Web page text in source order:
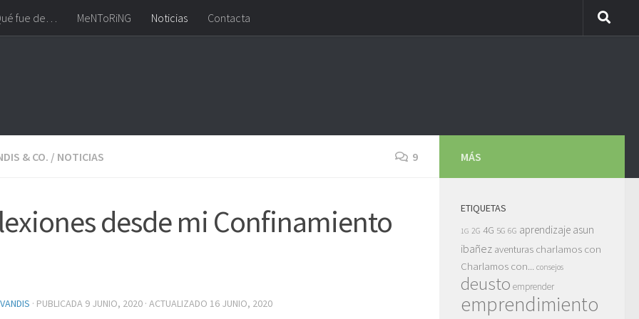
fue de… MeNToRiNG Noticias Contacta
& CO. / NOTICIAS 9
desde mi Confinamiento
· PUBLICADA 9 JUNIO, 2020 · ACTUALIZADO 16 JUNIO, 2020
MÁS
ETIQUETAS
1G 2G 4G 5G 6G aprendizaje asun
ibañez aventuras charlamos con
Charlamos con... consejos
deusto emprender
emprendimiento